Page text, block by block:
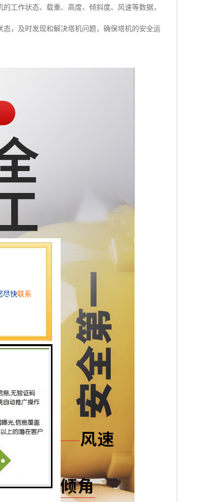
工作状态、载重、高度、倾斜度、风速等数据，
，及时发现和解决塔机问题，确保塔机的安全运